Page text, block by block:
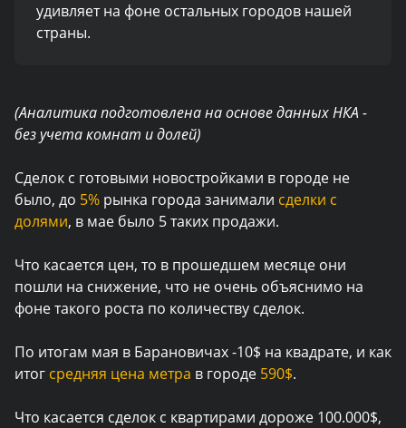
удивляет на фоне остальных городов нашей
страны.
(Аналитика подготовлена на основе данных НКА -
без учета комнат и долей)
Сделок с готовыми новостройками в городе не
было, до 5% рынка города занимали сделки с
долями, в мае было 5 таких продажи.
Что касается цен, то в прошедшем месяце они
пошли на снижение, что не очень объяснимо на
фоне такого роста по количеству сделок.
По итогам мая в Барановичах -10$ на квадрате, и как
итог средняя цена метра в городе 590$.
Что касается сделок с квартирами дороже 100.000$,